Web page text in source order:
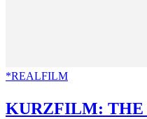
*REALFILM
KURZFILM: THE